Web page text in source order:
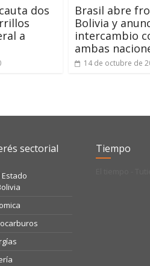
dos
a
Brasil abre
Bolivia y
intercambio
ambas
14 de octubre de
sectorial Tiempo